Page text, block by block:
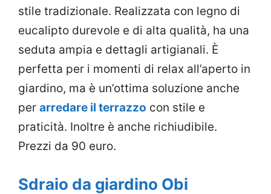
stile tradizionale. Realizzata con legno di
eucalipto durevole e di alta qualità, ha una
seduta ampia e dettagli artigianali. È
perfetta per i momenti di relax all’aperto in
giardino, ma è un’ottima soluzione anche
per arredare il terrazzo con stile e
praticità. Inoltre è anche richiudibile.
Prezzi da 90 euro.
Sdraio da giardino Obi